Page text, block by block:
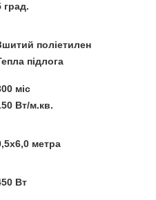
град.
поліетилен
підлога
міс
Вт/м.кв.
метра
Вт